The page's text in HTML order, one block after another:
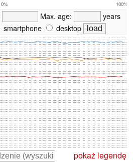
0% 100%
Max. age:
years
smartphone desktop
pokaż legendę